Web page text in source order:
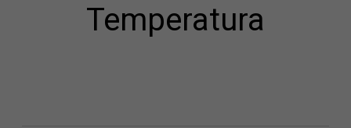
Temperatura